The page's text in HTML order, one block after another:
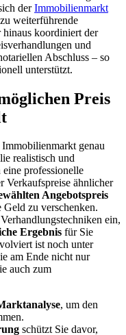
derImmobilienmarkt
weiterführende
koordiniert der
und
Abschluss – so
unterstützt.
Preis
genau
realistisch und
professionelle
Verkaufspreise ähnlicher
Angebotspreis
zu verschenken.
ein,
Ergebnis für Sie
ist noch unter
am Ende nicht nur
auch zum
, um den
schützt Sie davor,